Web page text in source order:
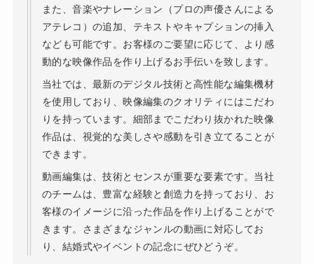
また、音楽やナレーション（プロの声優さんによる
アテレコ）の追加、テキストやキャプションの挿入
なども可能です。お客様のご要望に応じて、より感
動的な映像作品を作り上げるお手伝いを致します。
当社では、最新のデジタル技術と高性能な編集機材
を使用しており、映像編集のクオリティにはこだわ
りを持っています。細部までこだわり抜かれた映像
作品は、視覚的な美しさや感動を引き立てることが
できます。
動画編集は、技術とセンスが重要な要素です。当社
のチームは、豊富な経験と創造力を持っており、お
客様のイメージに沿った作品を作り上げることがで
きます。さまざまなジャンルの動画に対応してお
り、結婚式やイベントの記念にぜひどうぞ。